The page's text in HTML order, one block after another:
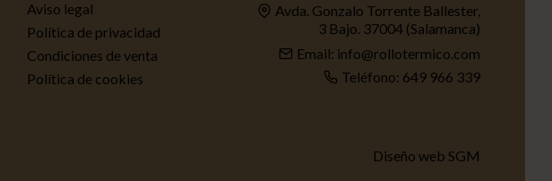
Aviso legal
Política de privacidad
Condiciones de venta
Política de cookies
Avda. Gonzalo Torrente Ballester,
3 Bajo. 37004 (Salamanca)
Email: info@rollotermico.com
Teléfono: 649 966 339
Diseño web SGM